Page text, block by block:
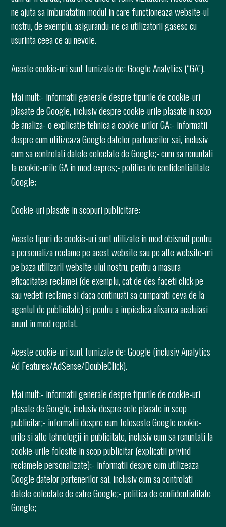
ne ajuta sa imbunatatim modul in care functioneaza website-ul
nostru, de exemplu, asigurandu-ne ca utilizatorii gasesc cu
usurinta ceea ce au nevoie.
Aceste cookie-uri sunt furnizate de: Google Analytics (“GA”).
Mai mult:- informatii generale despre tipurile de cookie-uri
plasate de Google, inclusiv despre cookie-urile plasate in scop
de analiza- o explicatie tehnica a cookie-urilor GA;- informatii
despre cum utilizeaza Google datelor partenerilor sai, inclusiv
cum sa controlati datele colectate de Google;- cum sa renuntati
la cookie-urile GA in mod expres;- politica de confidentialitate
Google;
Cookie-uri plasate in scopuri publicitare:
Aceste tipuri de cookie-uri sunt utilizate in mod obisnuit pentru
a personaliza reclame pe acest website sau pe alte website-uri
pe baza utilizarii website-ului nostru, pentru a masura
eficacitatea reclamei (de exemplu, cat de des faceti click pe
sau vedeti reclame si daca continuati sa cumparati ceva de la
agentul de publicitate) si pentru a impiedica afisarea aceluiasi
anunt in mod repetat.
Aceste cookie-uri sunt furnizate de: Google (inclusiv Analytics
Ad Features/AdSense/DoubleClick).
Mai mult:- informatii generale despre tipurile de cookie-uri
plasate de Google, inclusiv despre cele plasate in scop
publicitar;- informatii despre cum foloseste Google cookie-
urile si alte tehnologii in publicitate, inclusiv cum sa renuntati la
cookie-urile folosite in scop publicitar (explicatii privind
reclamele personalizate);- informatii despre cum utilizeaza
Google datelor partenerilor sai, inclusiv cum sa controlati
datele colectate de catre Google;- politica de confidentialitate
Google;